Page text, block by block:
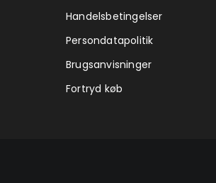
Handelsbetingelser
Persondatapolitik
Brugsanvisninger
Fortryd køb